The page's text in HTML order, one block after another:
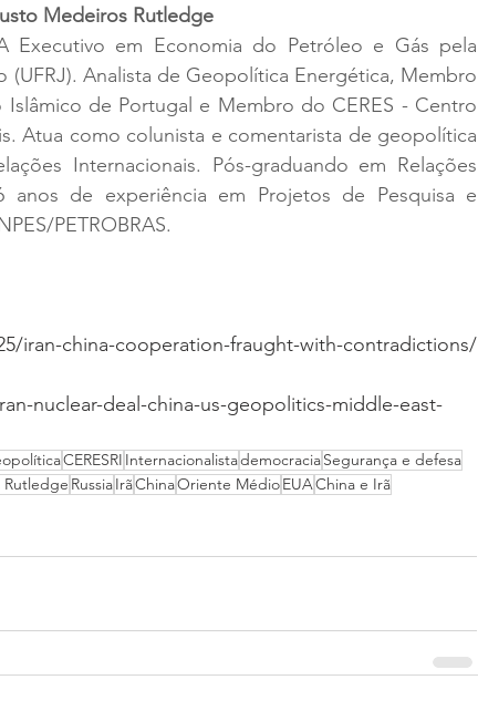
Medeiros Rutledge
Executivo em Economia do Petróleo e Gás pela
(UFRJ). Analista de Geopolítica Energética, Membro
de Portugal e Membro do CERES - Centro
Atua como colunista e comentarista de geopolítica
Internacionais. Pós-graduando em Relações
anos de experiência em Projetos de Pesquisa e
PETROBRAS.
iran-china-cooperation-fraught-with-contradictions/
nuclear-deal-china-us-geopolitics-middle-east-
CERESRI InternacionalistademocraciaSegurança e defesa
Rutledge RussiaIrãChinaOriente MédioEUAChina e Irã